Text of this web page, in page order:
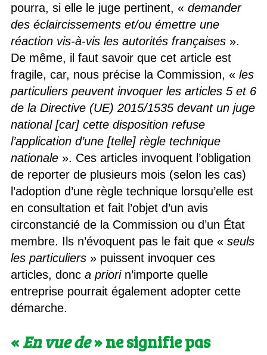
pourra, si elle le juge pertinent, « demander
des éclaircissements et/ou émettre une
réaction vis-à-vis les autorités françaises».
De même, il faut savoir que cet article est
fragile, car, nous précise la Commission, « les
particuliers peuvent invoquer les articles 5 et 6
de la Directive (UE) 2015/1535 devant un juge
national [car] cette disposition refuse
l’application d’une [telle] règle technique
nationale». Ces articles invoquent l’obligation
de reporter de plusieurs mois (selon les cas)
l’adoption d’une règle technique lorsqu’elle est
en consultation et fait l’objet d’un avis
circonstancié de la Commission ou d’un État
membre. Ils n’évoquent pas le fait que « seuls
les particuliers» puissent invoquer ces
articles, donc a priori n’importe quelle
entreprise pourrait également adopter cette
démarche.
«En vue de» ne signifie pas